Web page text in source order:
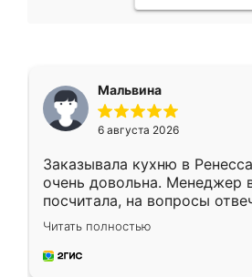
Мальвина
6 августа 2026
Заказывала кухню в
очень довольна. Менеджер
посчитала, на вопросы
Замерщик приехал в
делу со всей
за день, ребята работали
Читать полностью